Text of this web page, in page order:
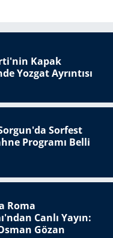
Kapak
Yozgat Ayrıntısı
Sorfest
Programı Belli
Roma
Canlı Yayın:
Gözan